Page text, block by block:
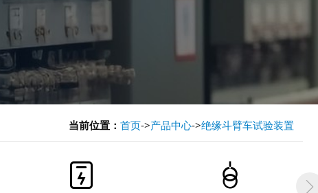
当前位置： 首页->产品中心->绝缘斗臂车试验装置
 